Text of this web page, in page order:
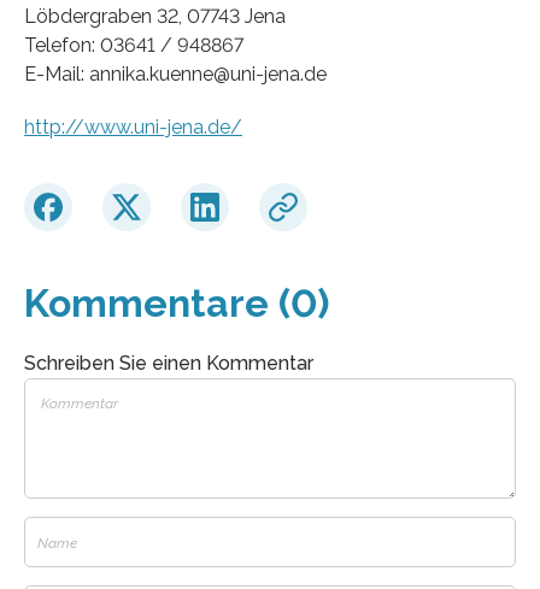
Löbdergraben 32, 07743 Jena
Telefon: 03641 / 948867
E-Mail: annika.kuenne@uni-jena.de
http://www.uni-jena.de/
Kommentare (0)
Schreiben Sie einen Kommentar